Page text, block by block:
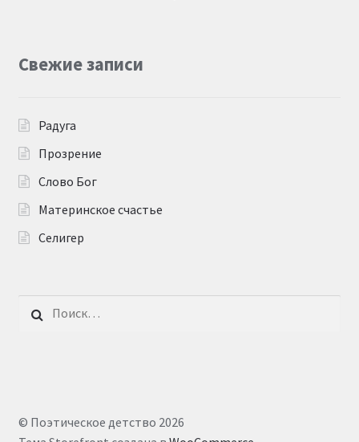
Свежие записи
Радуга
Прозрение
Слово Бог
Материнское счастье
Селигер
Найти:
© Поэтическое детство 2026